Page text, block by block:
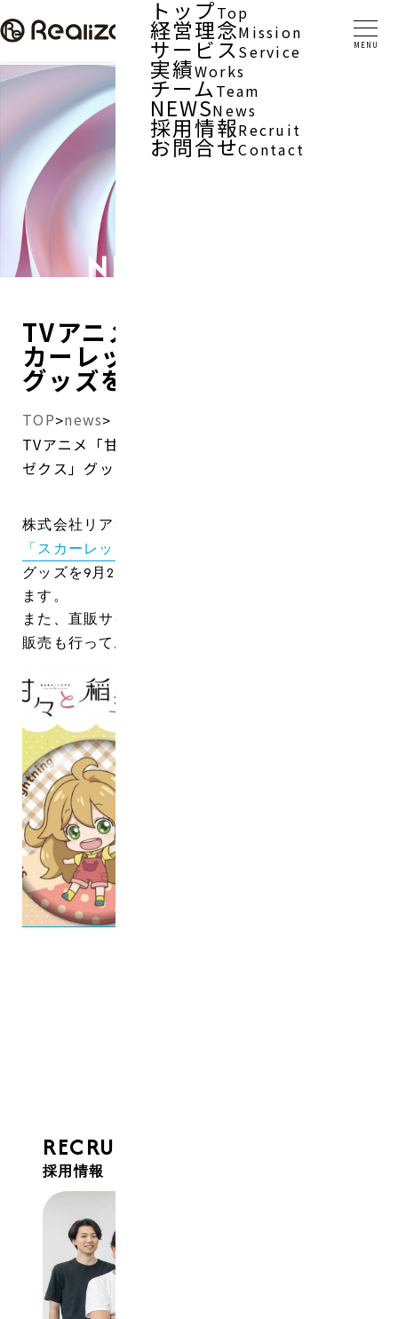
トップTop
経営理念Mission
サービスService
実績Works
チームTeam
NEWSNews
採用情報Recruit
お問合せContact
TVアニメ「甘々と稲妻」「ス
カーレッドライダーゼクス」
グッズをリリース！
TOP>news>
TVアニメ「甘々と稲妻」「スカーレッドライダー
ゼクス」グッズをリリース！
株式会社リアライズは、TVアニメ
「スカーレッドライダーゼクス」
グッズを9月28日の一般発売に先駆けて先行販売し
ます。
また、直販サイト
販売も行っております。
RECRUIT
採用情報